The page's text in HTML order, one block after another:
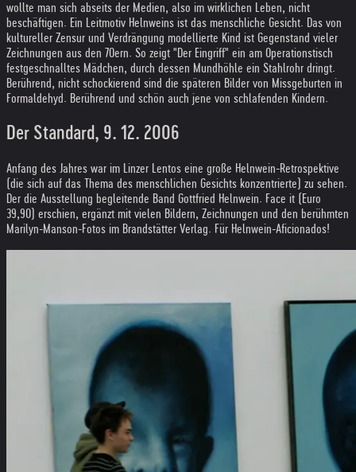
wollte man sich abseits der Medien, also im wirklichen Leben, nicht
beschäftigen. Ein Leitmotiv Helnweins ist das menschliche Gesicht. Das von
kultureller Zensur und Verdrängung modellierte Kind ist Gegenstand vieler
Zeichnungen aus den 70ern. So zeigt "Der Eingriff" ein am Operationstisch
festgeschnalltes Mädchen, durch dessen Mundhöhle ein Stahlrohr dringt.
Berührend, nicht schockierend sind die späteren Bilder von Missgeburten in
Formaldehyd. Berührend und schön auch jene von schlafenden Kindern.
Der Standard, 9. 12. 2006
Anfang des Jahres war im Linzer Lentos eine große Helnwein-Retrospektive
(die sich auf das Thema des menschlichen Gesichts konzentrierte) zu sehen.
Der die Ausstellung begleitende Band Gottfried Helnwein. Face it (Euro
39,90) erschien, ergänzt mit vielen Bildern, Zeichnungen und den berühmten
Marilyn-Manson-Fotos im Brandstätter Verlag. Für Helnwein-Aficionados!